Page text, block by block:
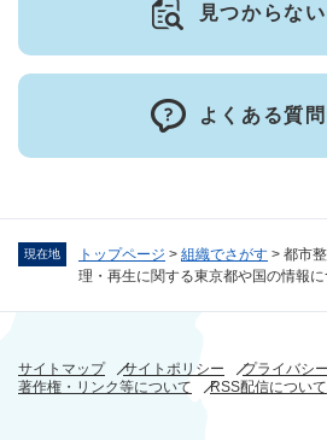
現在地 トップページ > 組織でさがす > 都市
理・再生に関する東京都や国の情報に
見つからな
よくある質
サイトマップ サイトポリシー
プライバシ
著作権・リンク等について
RSS配信について